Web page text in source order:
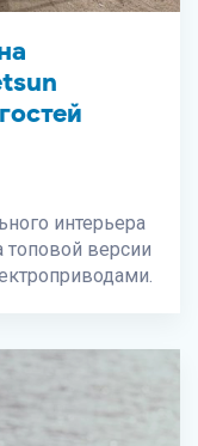
интерьера
версии